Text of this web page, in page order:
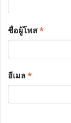
ชื่อผู้โพส*
อีเมล*